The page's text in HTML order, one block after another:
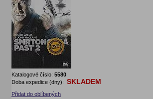
Katalogové číslo: 5580
Doba expedice (dny): SKLADEM
Přidat do oblíbených